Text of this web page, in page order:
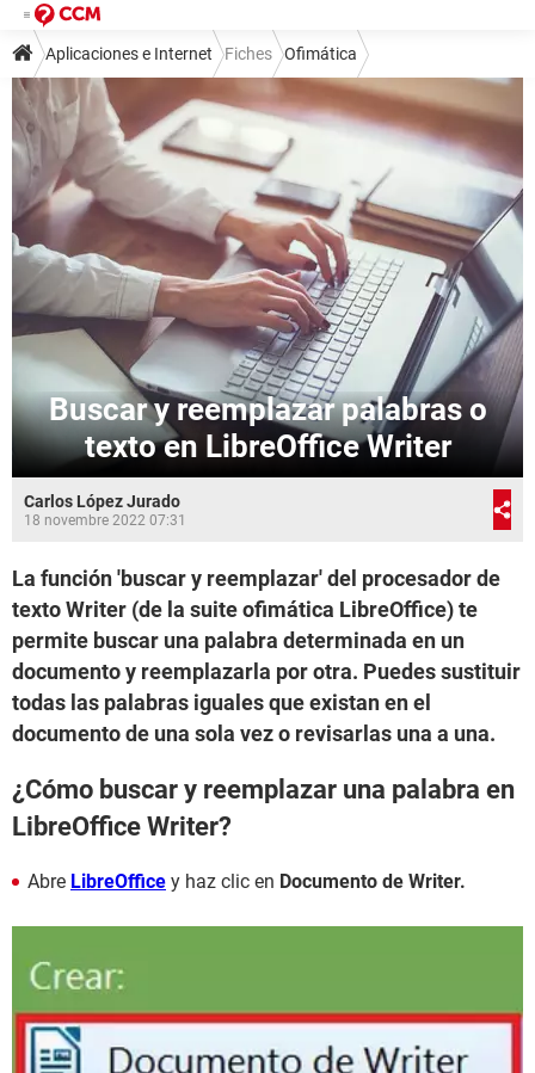
Aplicaciones e Internet Fiches Ofimática
Buscar y reemplazar palabras o
texto en LibreOffice Writer
Carlos López Jurado
18 novembre 2022 07:31
La función 'buscar y reemplazar' del procesador de
texto Writer (de la suite ofimática LibreOffice) te
permite buscar una palabra determinada en un
documento y reemplazarla por otra. Puedes sustituir
todas las palabras iguales que existan en el
documento de una sola vez o revisarlas una a una.
¿Cómo buscar y reemplazar una palabra en
LibreOffice Writer?
Abre LibreOffice y haz clic en Documento de Writer.